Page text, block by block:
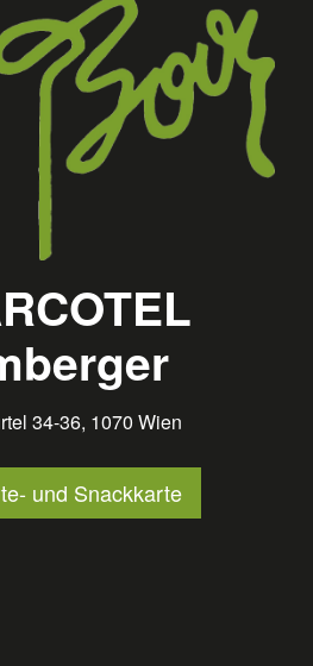
34-36, 1070 Wien
und Snackkarte